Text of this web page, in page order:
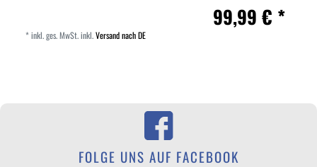
99,99 € *
*inkl. ges. MwSt.inkl.Versand nach DE
FOLGE UNS AUF FACEBOOK